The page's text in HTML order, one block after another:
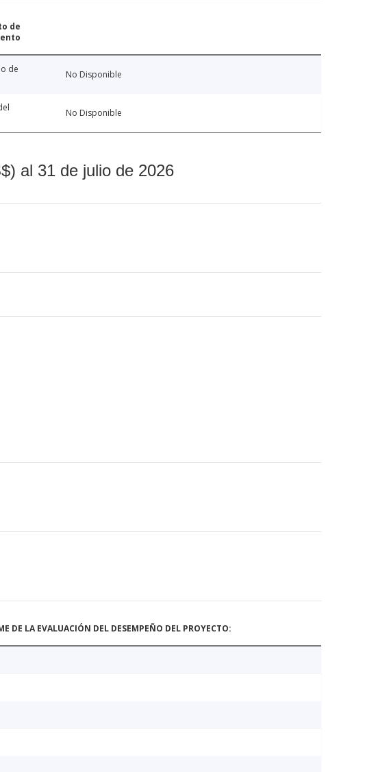
de
de
No Disponible
No Disponible
al 31 de julio de 2026
DE LA EVALUACIÓN DEL DESEMPEÑO DEL PROYECTO: